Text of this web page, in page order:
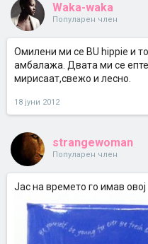
Waka-waka
Популарен член
Омилени ми се BU hippie и
амбалажа. Двата ми се
мирисаат,свежо и лесно.
18 јуни 2012
strangewoman
Популарен член
Јас на времето го имав овој